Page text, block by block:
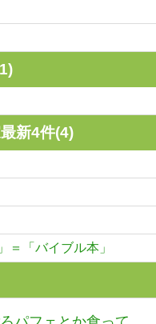
新4件(4)
＝「バイブル本」